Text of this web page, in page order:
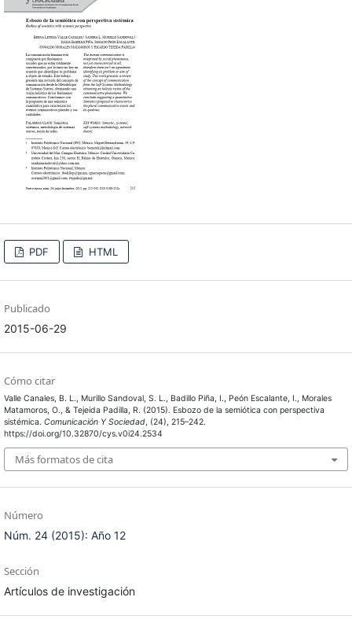
PDF HTML
Publicado
2015-06-29
Cómo citar
Valle Canales, B. L., Murillo Sandoval, S. L., Badillo Piña, I., Peón Escalante, I., Morales
Matamoros, O., & Tejeida Padilla, R. (2015). Esbozo de la semiótica con perspectiva
sistémica. Comunicación Y Sociedad, (24), 215–242.
https://doi.org/10.32870/cys.v0i24.2534
Más formatos de cita
Número
Núm. 24 (2015): Año 12
Sección
Artículos de investigación